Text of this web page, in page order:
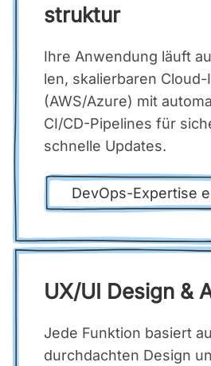
struk­tur
Ihre Anwen­dung läuft
len, ska­lier­ba­ren
(AWS/Azure) mit
CI/CD-Pipe­lines für
schnel­le Updates.
DevOps-Exper­ti­se
UX/UI Design &
Jede Funk­ti­on basiert
durch­dach­ten Design